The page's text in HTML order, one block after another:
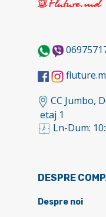
CC Jumbo,
etaj 1
Ln-Dum:
DESPRE
Despre noi